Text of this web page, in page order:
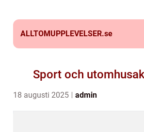
ALLTOMUPPLEVELSER.se
Sport och
18 augusti 2025 admin